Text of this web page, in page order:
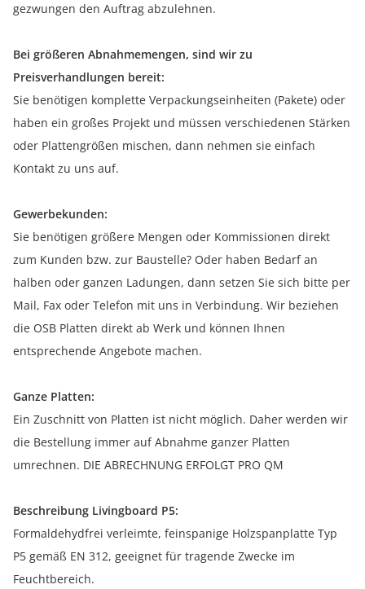
gezwungen den Auftrag abzulehnen.
Bei größeren Abnahmemengen, sind wir zu
Preisverhandlungen bereit:
Sie benötigen komplette Verpackungseinheiten (Pakete) oder
haben ein großes Projekt und müssen verschiedenen Stärken
oder Plattengrößen mischen, dann nehmen sie einfach
Kontakt zu uns auf.
Gewerbekunden:
Sie benötigen größere Mengen oder Kommissionen direkt
zum Kunden bzw. zur Baustelle? Oder haben Bedarf an
halben oder ganzen Ladungen, dann setzen Sie sich bitte per
Mail, Fax oder Telefon mit uns in Verbindung. Wir beziehen
die OSB Platten direkt ab Werk und können Ihnen
entsprechende Angebote machen.
Ganze Platten:
Ein Zuschnitt von Platten ist nicht möglich. Daher werden wir
die Bestellung immer auf Abnahme ganzer Platten
umrechnen. DIE ABRECHNUNG ERFOLGT PRO QM
Beschreibung Livingboard P5:
Formaldehydfrei verleimte, feinspanige Holzspanplatte Typ
P5 gemäß EN 312, geeignet für tragende Zwecke im
Feuchtbereich.